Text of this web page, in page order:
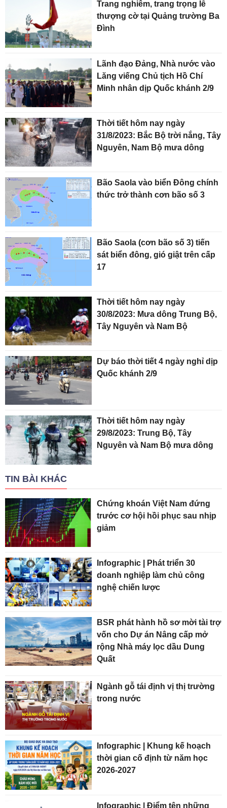
Trang nghiêm, trang trọng lễ
thượng cờ tại Quảng trường Ba
Đình
Lãnh đạo Đảng, Nhà nước vào
Lăng viếng Chủ tịch Hồ Chí
Minh nhân dịp Quốc khánh 2/9
Thời tiết hôm nay ngày
31/8/2023: Bắc Bộ trời nắng, Tây
Nguyên, Nam Bộ mưa dông
Bão Saola vào biển Đông chính
thức trở thành cơn bão số 3
Bão Saola (cơn bão số 3) tiến
sát biển đông, gió giật trên cấp
17
Thời tiết hôm nay ngày
30/8/2023: Mưa dông Trung Bộ,
Tây Nguyên và Nam Bộ
Dự báo thời tiết 4 ngày nghỉ dịp
Quốc khánh 2/9
Thời tiết hôm nay ngày
29/8/2023: Trung Bộ, Tây
Nguyên và Nam Bộ mưa dông
TIN BÀI KHÁC
Chứng khoán Việt Nam đứng
trước cơ hội hồi phục sau nhịp
giảm
Infographic | Phát triển 30
doanh nghiệp làm chủ công
nghệ chiến lược
BSR phát hành hồ sơ mời tài trợ
vốn cho Dự án Nâng cấp mở
rộng Nhà máy lọc dầu Dung
Quất
Ngành gỗ tái định vị thị trường
trong nước
Infographic | Khung kế hoạch
thời gian cố định từ năm học
2026-2027
Infographic | Điểm tên những